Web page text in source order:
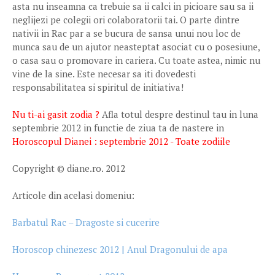
asta nu inseamna ca trebuie sa ii calci in picioare sau sa ii
neglijezi pe colegii ori colaboratorii tai. O parte dintre
nativii in Rac par a se bucura de sansa unui nou loc de
munca sau de un ajutor neasteptat asociat cu o posesiune,
o casa sau o promovare in cariera. Cu toate astea, nimic nu
vine de la sine. Este necesar sa iti dovedesti
responsabilitatea si spiritul de initiativa!
Nu ti-ai gasit zodia ? Afla totul despre destinul tau in luna
septembrie 2012 in functie de ziua ta de nastere in
Horoscopul Dianei : septembrie 2012 - Toate zodiile
Copyright © diane.ro. 2012
Articole din acelasi domeniu:
Barbatul Rac – Dragoste si cucerire
Horoscop chinezesc 2012 | Anul Dragonului de apa